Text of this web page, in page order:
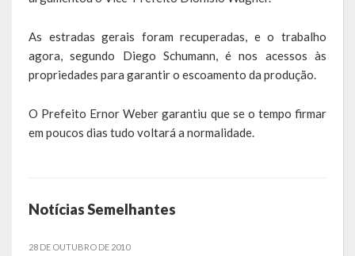
A história marcante do Grêmio Esportivo Lagoense: uma história
de paixão e muitas conquistas
A História da Igreja Adventista do Sétimo Dia
As estradas gerais foram recuperadas, e o trabalho
agora, segundo Diego Schumann, é nos acessos às
propriedades para garantir o escoamento da produção.
O Prefeito Ernor Weber garantiu que se o tempo firmar
em poucos dias tudo voltará a normalidade.
Notícias Semelhantes
28 DE OUTUBRO DE 2010